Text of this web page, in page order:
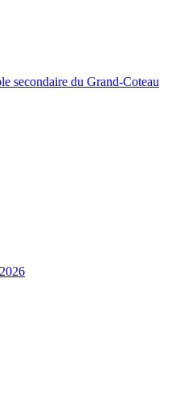
secondaire du Grand-Coteau